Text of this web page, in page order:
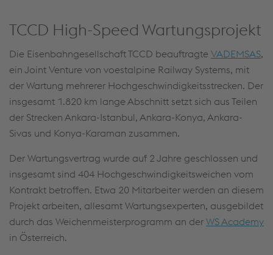
TCCD High-Speed Wartungsprojekt
Die Eisenbahngesellschaft TCCD beauftragte VADEMSAS,
ein Joint Venture von voestalpine Railway Systems, mit
der Wartung mehrerer Hochgeschwindigkeitsstrecken. Der
insgesamt 1.820 km lange Abschnitt setzt sich aus Teilen
der Strecken Ankara-Istanbul, Ankara-Konya, Ankara-
Sivas und Konya-Karaman zusammen.
Der Wartungsvertrag wurde auf 2 Jahre geschlossen und
insgesamt sind 404 Hochgeschwindigkeitsweichen vom
Kontrakt betroffen. Etwa 20 Mitarbeiter werden an diesem
Projekt arbeiten, allesamt Wartungsexperten, ausgebildet
durch das Weichenmeisterprogramm an der WS Academy
in Österreich.